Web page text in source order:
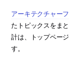
アーキテクチャー
たトピックスをま
計は、トップペー
す。